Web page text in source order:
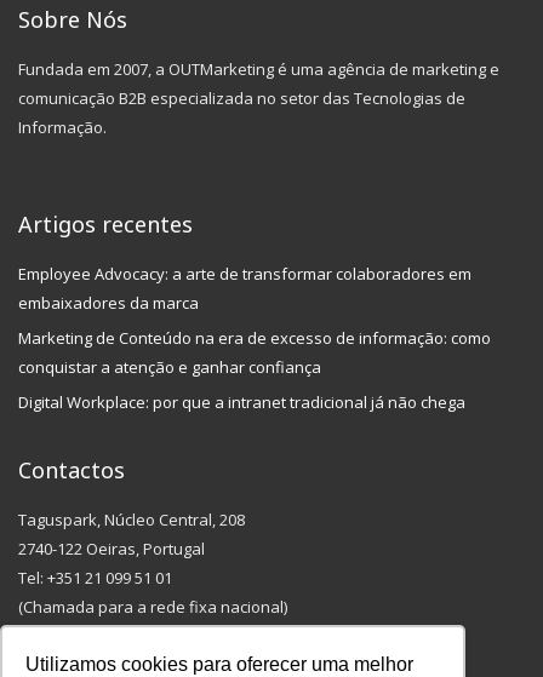
Utilizamos cookies para oferecer uma melhor
Sobre Nós
Fundada em 2007, a OUTMarketing é uma agência de marketing e
comunicação B2B especializada no setor das Tecnologias de
Informação.
Artigos recentes
Employee Advocacy: a arte de transformar colaboradores em
embaixadores da marca
Marketing de Conteúdo na era de excesso de informação: como
conquistar a atenção e ganhar confiança
Digital Workplace: por que a intranet tradicional já não chega
Contactos
Taguspark, Núcleo Central, 208
2740-122 Oeiras, Portugal
Tel: +351 21 099 51 01
(Chamada para a rede fixa nacional)